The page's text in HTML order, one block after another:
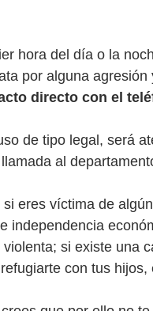
hora del día o la
por alguna
directo con el
de tipo legal, será
al
eres víctima de
independencia
si existe una
con tus hijos,